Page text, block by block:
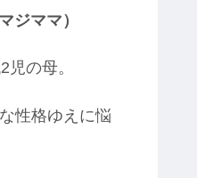
ジママ）
の母。
性格ゆえに悩